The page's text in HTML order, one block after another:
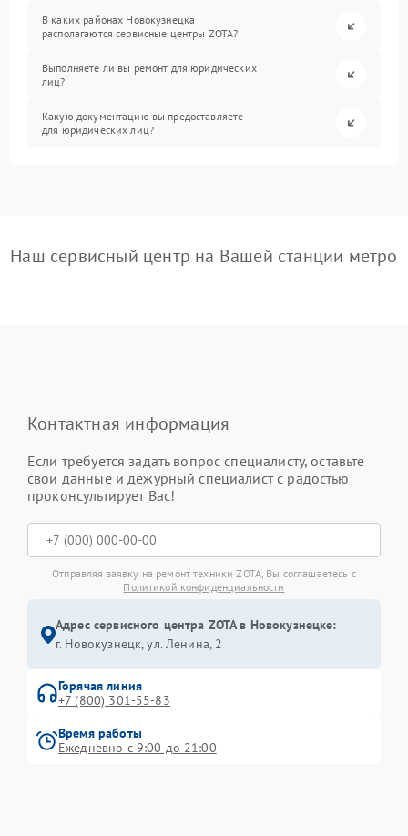
В каких районах Новокузнецка
располагаются сервисные центры ZOTA?
Выполняете ли вы ремонт для юридических
лиц?
Какую документацию вы предоставляете
для юридических лиц?
Наш сервисный центр на Вашей станции метро
Контактная информация
Если требуется задать вопрос специалисту, оставьте
свои данные и дежурный специалист с радостью
проконсультирует Вас!
Отправляя заявку на ремонт техники ZOTA, Вы соглашаетесь с
Политикой конфиденциальности
Адрес сервисного центра ZOTA в Новокузнецке:
г. Новокузнецк, ул. Ленина, 2
Горячая линия
+7 (800) 301-55-83
Время работы
Ежедневно с 9:00 до 21:00